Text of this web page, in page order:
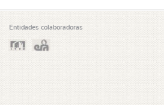
Entidades colaboradoras